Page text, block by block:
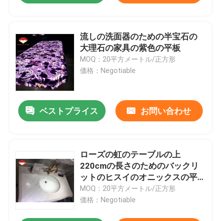
流しの洗面器のための半宝石の
大理石の家具の紫色の平板
MOQ：20平方メートル/正方形
価格：Negotiable
ベストプライス お問い合わせ
ローズの虹のテーブルの上
220cmの長さのためのバックリ
ットのヒスイのオニックスの平
板
MOQ：20平方メートル/正方形
価格：Negotiable